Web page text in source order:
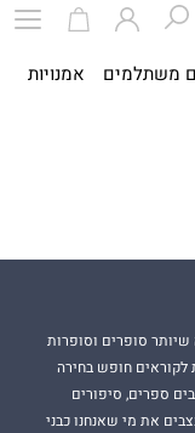
משתלמים אמנויות
סופרים וסופרות
חופש בחירה
ספרים, סיפורים
את מי שאנחנו כבני